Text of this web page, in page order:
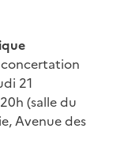
21
(salle du
Avenue des